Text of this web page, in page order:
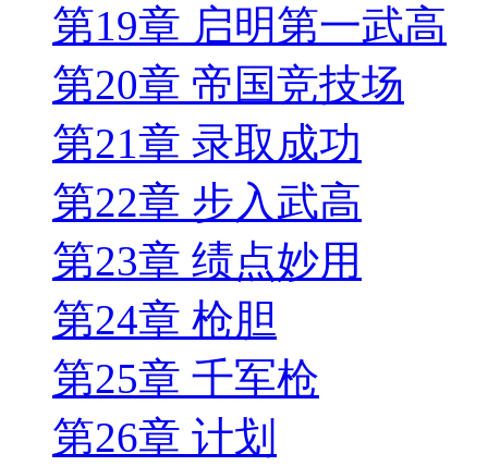
第19章 启明第一武高
第20章 帝国竞技场
第21章 录取成功
第22章 步入武高
第23章 绩点妙用
第24章 枪胆
第25章 千军枪
第26章 计划